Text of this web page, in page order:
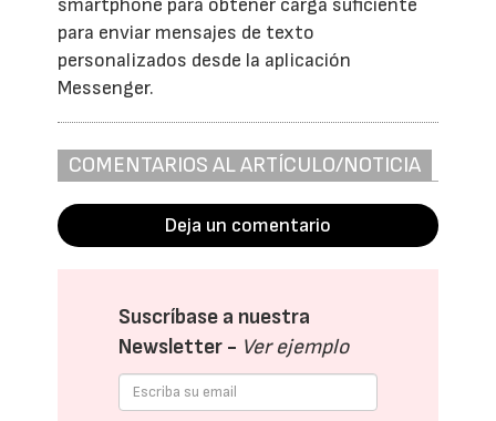
smartphone para obtener carga suficiente
para enviar mensajes de texto
personalizados desde la aplicación
Messenger.
COMENTARIOS AL ARTÍCULO/NOTICIA
Deja un comentario
Suscríbase a nuestra
Newsletter - Ver ejemplo